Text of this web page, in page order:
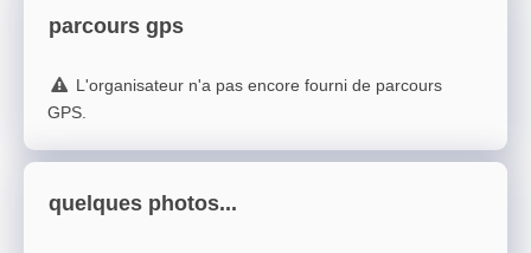
parcours gps
L'organisateur n'a pas encore fourni de parcours
GPS.
quelques photos...